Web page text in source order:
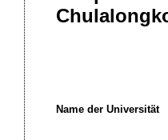
Name der Universität